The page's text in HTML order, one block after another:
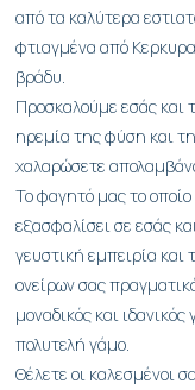
από τα καλύτερα
φτιαγμένα από
βράδυ.
Προσκαλούμε εσάς και
ηρεμία της φύση και
χαλαρώσετε
Το φαγητό μας το
εξασφαλίσει σε εσάς
γευστική εμπειρία και
ονείρων σας
μοναδικός και
πολυτελή γάμο.
Θέλετε οι καλεσμένοι